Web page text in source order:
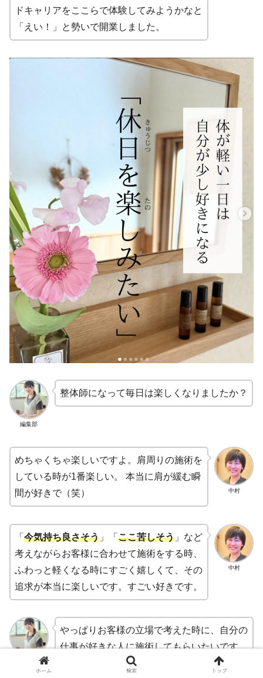
ドキャリアをここらで体験してみようかなと
「えい！」と勢いで開業しました。
編集部
整体師になって毎日は楽しくなりましたか？
中村
めちゃくちゃ楽しいですよ。肩周りの施術を
している時が1番楽しい。 本当に肩が緩む瞬
間が好きで（笑）
中村
「 今気持ち良さそう 」「 ここ苦しそう 」など
考えながらお客様に合わせて施術をする時、
ふわっと軽くなる時にすごく嬉しくて、その
追求が本当に楽しいです。すごい好きです。
やっぱりお客様の立場で考えた時に、自分の
仕事が好きな人に施術してもらいたいです。
中村さんとお話をしていて整体の仕事が大好
ホーム 検索 トップ